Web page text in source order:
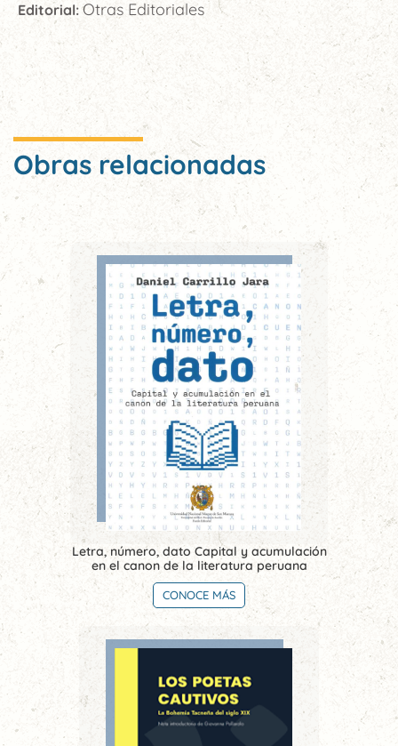
Editorial:Otras Editoriales
Obras relacionadas
Letra, número, dato Capital y acumulación
en el canon de la literatura peruana
CONOCE MÁS